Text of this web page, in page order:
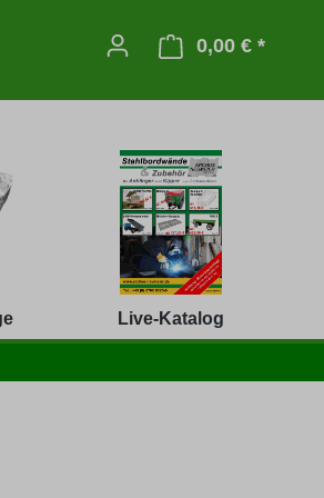
0,00 € *
Live-Katalog